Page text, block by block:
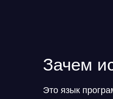
Зачем
Это язык